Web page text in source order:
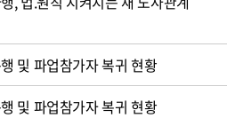
및 파업참가자 복귀 현황
및 파업참가자 복귀 현황